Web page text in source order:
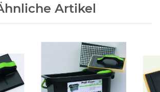
Artikel